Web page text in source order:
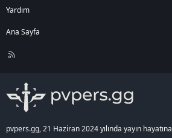
Yardım
Ana Sayfa
R
pvpers.gg, 21 Haziran 2024 yılında yayın